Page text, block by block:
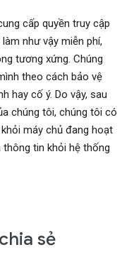
cấp quyền truy cập
như vậy miễn phí,
tương xứng. Chúng
theo cách bảo vệ
hay cố ý. Do vậy, sau
chúng tôi, chúng tôi có
máy chủ đang hoạt
tin khỏi hệ thống
sẻ